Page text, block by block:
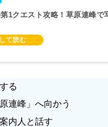
1クエスト攻略！草原連峰で
る
連峰」へ向かう
内人と話す